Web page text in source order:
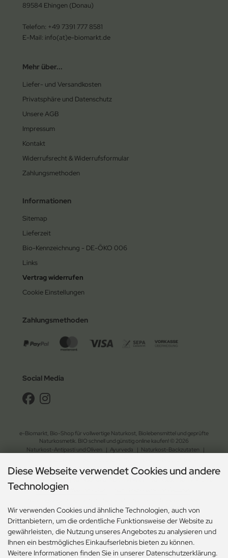
89584 Ehingen (Donau)
Telefon: +49 7391 777 8581
E-Mail: info(at)e-biomarkt.de
Mehr über...
Liefer- und Versandkosten
Privatsphäre und Datenschutz
Unsere AGB
Impressum
Kontakt
Widerrufsrecht & Widerrufsformular
Zahlungsmethoden
Informationen
Sitemap
Lieferzeit
Bio-Kennzeichnung - DE-ÖKO 006
Links
Vertrag widerrufen
Cookie Einstellungen
Zahlungsmethoden
Social Media
e-Biomarkt, Bio-Shop für vollwertige Naturkost, Biolebensmittel und geprüfte
Naturkosmetik. BIO schnell und günstig online kaufen! © 2026
Naturkost-Antipasti und Oliven
| Ayurveda | Naturkost-Backzutaten
|
Naturkost-Chips und Salzgebäck | Naturkost-Dessert | Bio-Essig, Dressing und Öl |
Naturkost-Kaffee und Kakao
Naturkost-Schokolade und Gebäck | Naturkost-Soja und Milch |
Naturkost-Suppen und Sossen
| Bio-Tee | Naturkost-Trockenfrüchte und Nüsse
Naturkost-Zucker und Süssungsmittel | Naturkosmetik-Drogerie |
Ökologischer Gartenbedarf | Ökologischer Haushaltsbedarf
Diese Webseite verwendet Cookies und andere
Technologien
Wir verwenden Cookies und ähnliche Technologien, auch von
Drittanbietern, um die ordentliche Funktionsweise der Website zu
gewährleisten, die Nutzung unseres Angebotes zu analysieren und
Ihnen ein bestmögliches Einkaufserlebnis bieten zu können.
Weitere Informationen finden Sie in unserer Datenschutzerklärung.